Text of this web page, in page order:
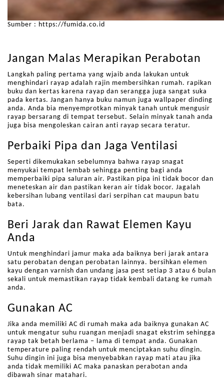
Sumber : https://fumida.co.id
Jangan Malas Merapikan Perabotan
Langkah paling pertama yang wjaib anda lakukan untuk
menghindari rayap adalah rajin membersihkan rumah. rapikan
buku dan kertas karena rayap dan serangga juga sangat suka
pada kertas. Jangan hanya buku namun juga wallpaper dinding
anda. Anda bia menyemprotkan minyak tanah untuk mengusir
rayap bersarang di tempat tersebut. Selain minyak tanah anda
juga bisa mengoleskan cairan anti rayap secara teratur.
Perbaiki Pipa dan Jaga Ventilasi
Seperti dikemukakan sebelumnya bahwa rayap snagat
menyukai tempat lembab sehingga penting bagi anda
memperbaiki pipa saluran air. Pastikan pipa ini tidak bocor dan
meneteskan air dan pastikan keran air tidak bocor. Jagalah
kebersihan lubang ventilasi dari serpihan cat maupun batu
bata.
Beri Jarak dan Rawat Elemen Kayu
Anda
Untuk menghindari jamur maka ada baiknya beri jarak antara
satu perobatan dengan perobatan lainnya. bersihkan elemen
kayu dengan varnish dan undang jasa pest setiap 3 atau 6 bulan
sekali untuk memastikan rayap tidak kembali datang ke rumah
anda.
Gunakan AC
Jika anda memiliki AC di rumah maka ada baiknya gunakan AC
untuk mengatur suhu ruangan menjadi snagat ekstrim sehingga
rayap tak betah berlama – lama di tempat anda. Gunakan
temperature paling rendah untuk menciptakan suhu dingin.
Suhu dingin ini juga bisa menyebabkan rayap mati atau jika
anda tidak memiliki AC maka panaskan perabotan anda
dibawah sinar matahari.